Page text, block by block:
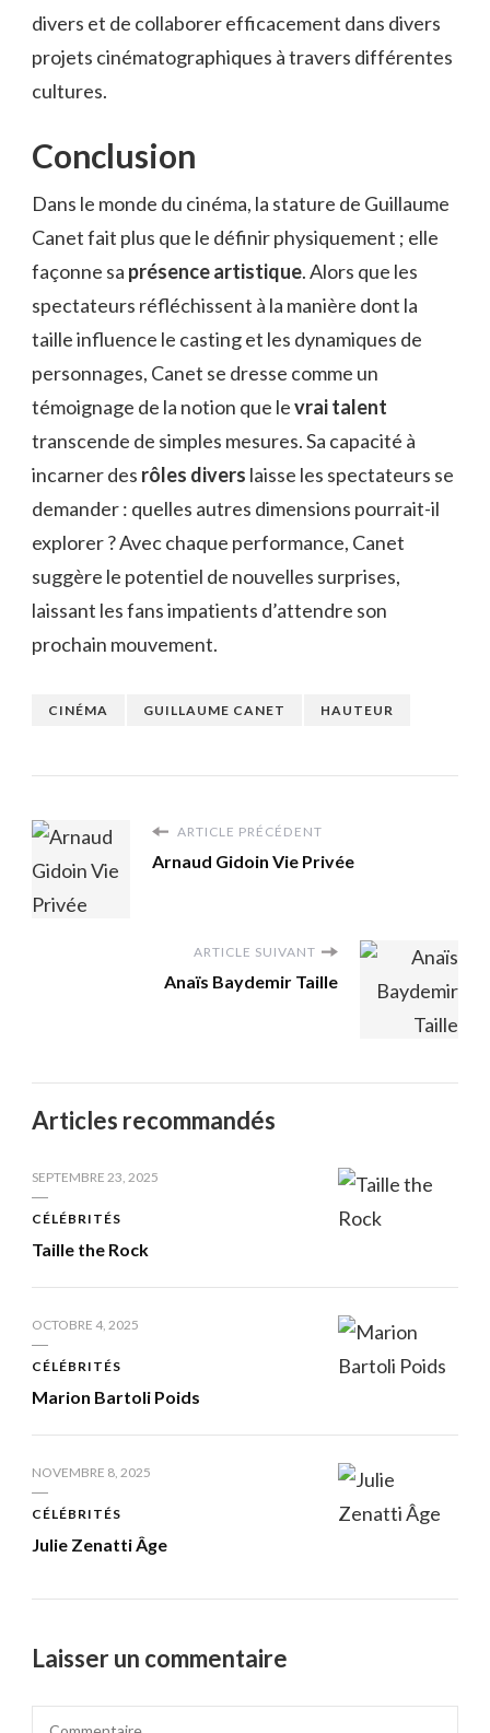
divers et de collaborer efficacement dans divers
projets cinématographiques à travers différentes
cultures.
Conclusion
Dans le monde du cinéma, la stature de Guillaume
Canet fait plus que le définir physiquement ; elle
façonne sa présence artistique. Alors que les
spectateurs réfléchissent à la manière dont la
taille influence le casting et les dynamiques de
personnages, Canet se dresse comme un
témoignage de la notion que levrai talent
transcende de simples mesures. Sa capacité à
incarner des rôles divers laisse les spectateurs se
demander : quelles autres dimensions pourrait-il
explorer ? Avec chaque performance, Canet
suggère le potentiel de nouvelles surprises,
laissant les fans impatients d’attendre son
prochain mouvement.
CINÉMA GUILLAUME CANET HAUTEUR
ARTICLE PRÉCÉDENT
Arnaud Gidoin Vie Privée
ARTICLE SUIVANT
Anaïs Baydemir Taille
Articles recommandés
SEPTEMBRE 23, 2025
CÉLÉBRITÉS
Taille the Rock
OCTOBRE 4, 2025
CÉLÉBRITÉS
Marion Bartoli Poids
NOVEMBRE 8, 2025
CÉLÉBRITÉS
Julie Zenatti Âge
Laisser un commentaire